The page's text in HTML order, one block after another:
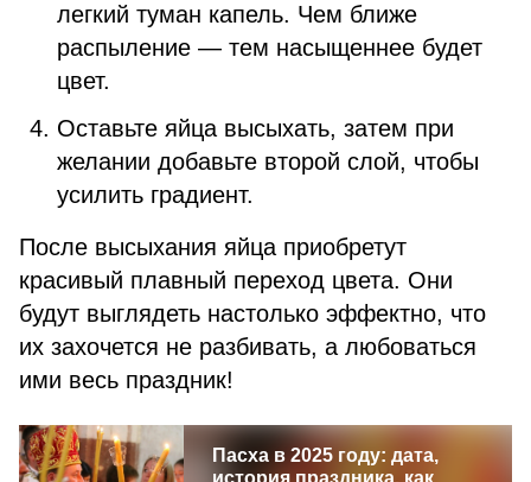
легкий туман капель. Чем ближе
распыление — тем насыщеннее будет
цвет.
Оставьте яйца высыхать, затем при
желании добавьте второй слой, чтобы
усилить градиент.
После высыхания яйца приобретут
красивый плавный переход цвета. Они
будут выглядеть настолько эффектно, что
их захочется не разбивать, а любоваться
ими весь праздник!
Пасха в 2025 году: дата,
история праздника, как